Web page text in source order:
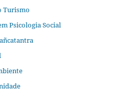
Turismo
Psicologia Social